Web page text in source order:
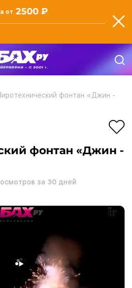
от 2500 ₽
фонтан «Джин -
фонтан «Джин -
за 30 дней